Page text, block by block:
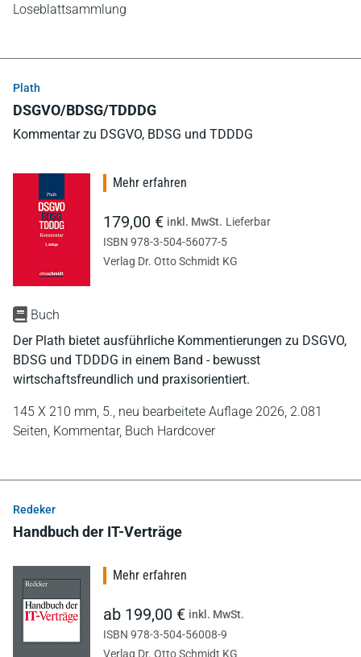
Loseblattsammlung
Plath
DSGVO/BDSG/TDDDG
Kommentar zu DSGVO, BDSG und TDDDG
Buch
Der Plath bietet ausführliche Kommentierungen zu DSGVO,
BDSG und TDDDG in einem Band - bewusst
wirtschaftsfreundlich und praxisorientiert.
145 X 210 mm, 5., neu bearbeitete Auflage 2026, 2.081
Seiten, Kommentar, Buch Hardcover
Mehr erfahren
179,00 € inkl. MwSt. Lieferbar
ISBN 978-3-504-56077-5
Verlag Dr. Otto Schmidt KG
Redeker
Handbuch der IT-Verträge
Mehr erfahren
ab 199,00 € inkl. MwSt.
ISBN 978-3-504-56008-9
Verlag Dr. Otto Schmidt KG